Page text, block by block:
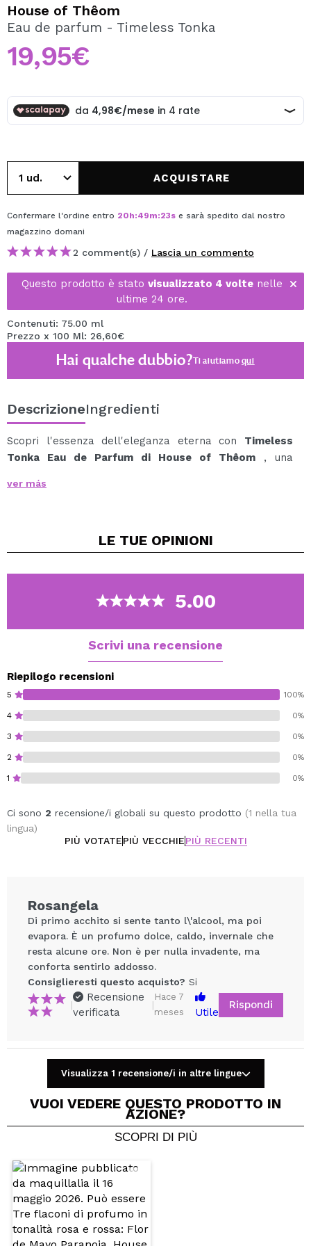
Creando un account su Maquibeauty.it potrai fare i tuoi
acquisti velocemente, controllare lo stato dei tuoi ordini e
consultare le tue operazioni precedenti.
CREARE UN ACCOUNT
House of Thêom
Eau de parfum - Timeless Tonka
19,95€
ACQUISTARE
Confermare l'ordine entro 20h:49m:23s e sarà spedito dal nostro
magazzino domani
2 comment(s) / Lascia un commento
Questo prodotto è stato visualizzato 4 volte nelle
ultime 24 ore.
Contenuti: 75.00 ml
Prezzo x 100 Ml: 26,60€
Hai qualche dubbio?Ti aiutiamoqui
DescrizioneIngredienti
Scopri l'essenza dell'eleganza eterna con Timeless
Tonka Eau de Parfum di House of Thêom , una
sensualità ed equilibrio.
profumo avvolgente.
zafferano, che conferisce un calore accattivante ed
Nel cuore, il geranio floreale aggiunge un tocco fresco
Sul fondo, la cremosa fava tonka lascia un'impressione
senza tempo.
Timeless Tonka è una fragranza versatile e moderna,
perfetta per chi cerca un profumo unisex con
personalità, ideale sia per il giorno che per la sera.
Famiglia olfattiva: orientale – speziata – ambrata
Note di cuore: Geranio
ver más
LE TUE OPINIONI
5.00
Scrivi una recensione
Riepilogo recensioni
5 100%
4 0%
3 0%
2 0%
1 0%
Ci sono 2 recensione/i globali su questo prodotto (1 nella tua
lingua)
PIÙ VOTATEPIÙ VECCHIEPIÙ RECENTI
Il tuo video potrebbe essere il primo. Immaginalo...
5/5
Rosangela
Di primo acchito si sente tanto l\'alcool, ma poi
evapora. È un profumo dolce, caldo, invernale che
resta alcune ore. Non è per nulla invadente, ma
conforta sentirlo addosso.
Consiglieresti questo acquisto? Si
|
Recensione
verificata
|
Hace 7
meses
Utile
Rispondi
Visualizza 1 recensione/i in altre lingue
VUOI VEDERE QUESTO PRODOTTO IN
AZIONE?
SCOPRI DI PIÙ